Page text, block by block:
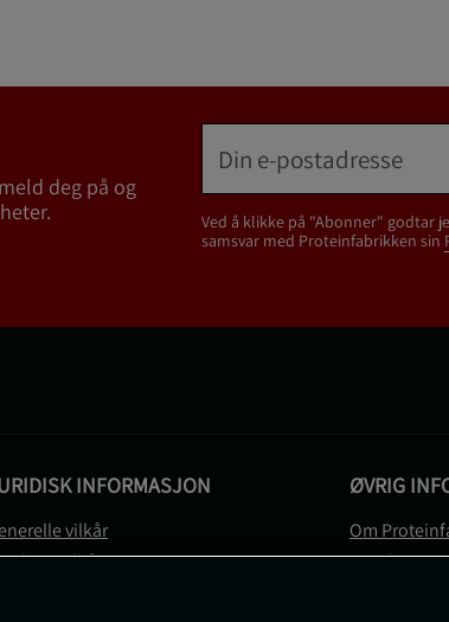
deg på og
Ved å klikke på "Abonner" godtar
samsvar med Proteinfabrikken sin
INFORMASJON
vilkår
ØVRIG
Om
Gavekort